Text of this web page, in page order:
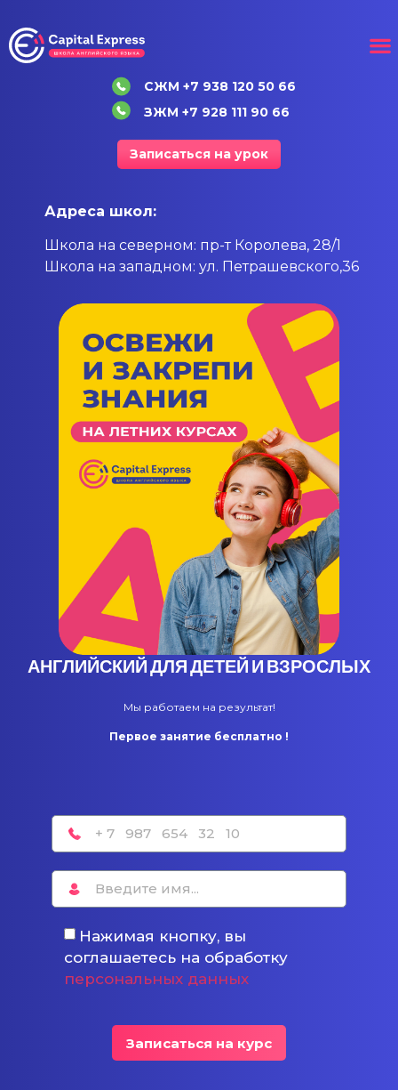
СЖМ +7 938 120 50 66
ЗЖМ +7 928 111 90 66
Записаться на урок
АНГЛИЙСКИЙ ДЛЯ ДЕТЕЙ И ВЗРОСЛЫХ
Мы работаем на результат!
Первое занятие бесплатно !
Нажимая кнопку, вы
соглашаетесь на обработку
персональных данных
Записаться на курс
Адреса школ:
Школа на северном: пр-т Королева, 28/1
Школа на западном: ул. Петрашевского,36